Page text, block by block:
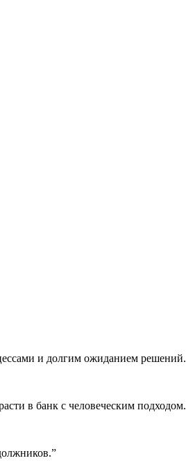
и долгим ожиданием решений.
в банк с человеческим подходом.